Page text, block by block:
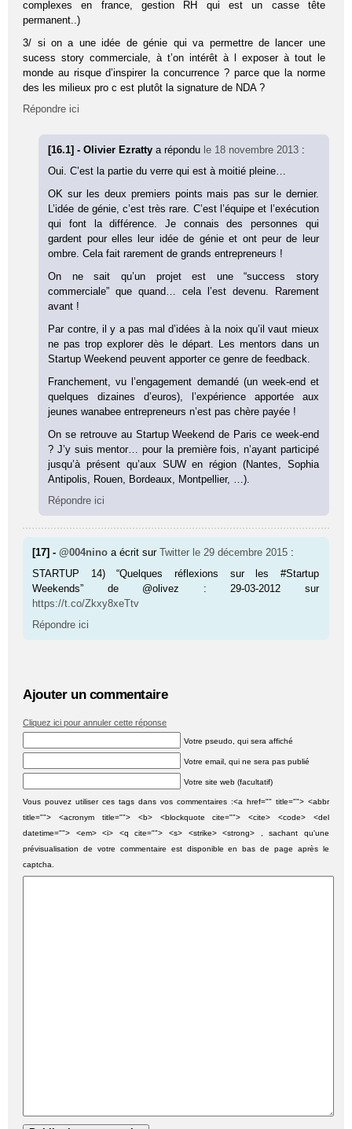
complexes en france, gestion RH qui est un casse tête
permanent..)
3/ si on a une idée de génie qui va permettre de lancer une
sucess story commerciale, à t’on intérêt à l exposer à tout le
monde au risque d’inspirer la concurrence ? parce que la norme
des les milieux pro c est plutôt la signature de NDA ?
Répondre ici
[16.1] - Olivier Ezrattya répondu le 18 novembre 2013 :
Oui. C’est la partie du verre qui est à moitié pleine…
OK sur les deux premiers points mais pas sur le dernier.
L’idée de génie, c’est très rare. C’est l’équipe et l’exécution
qui font la différence. Je connais des personnes qui
gardent pour elles leur idée de génie et ont peur de leur
ombre. Cela fait rarement de grands entrepreneurs !
On ne sait qu’un projet est une “success story
commerciale” que quand… cela l’est devenu. Rarement
avant !
Par contre, il y a pas mal d’idées à la noix qu’il vaut mieux
ne pas trop explorer dès le départ. Les mentors dans un
Startup Weekend peuvent apporter ce genre de feedback.
Franchement, vu l’engagement demandé (un week-end et
quelques dizaines d’euros), l’expérience apportée aux
jeunes wanabee entrepreneurs n’est pas chère payée !
On se retrouve au Startup Weekend de Paris ce week-end
? J’y suis mentor… pour la première fois, n’ayant participé
jusqu’à présent qu’aux SUW en région (Nantes, Sophia
Antipolis, Rouen, Bordeaux, Montpellier, …).
Répondre ici
[17] -@004nino a écrit surTwitter le 29 décembre 2015 :
STARTUP 14) “Quelques réflexions sur les #Startup
Weekends” de @olivez : 29-03-2012 sur
https://t.co/Zkxy8xeTtv
Répondre ici
Ajouter un commentaire
Cliquez ici pour annuler cette réponse
Votre pseudo, qui sera affiché
Votre email, qui ne sera pas publié
Votre site web (facultatif)
Vous pouvez utiliser ces tags dans vos commentaires :<a href="" title=""> <abbr
title=""> <acronym title=""> <b> <blockquote cite=""> <cite> <code> <del
datetime=""> <em> <i> <q cite=""> <s> <strike> <strong> , sachant qu'une
prévisualisation de votre commentaire est disponible en bas de page après le
captcha.